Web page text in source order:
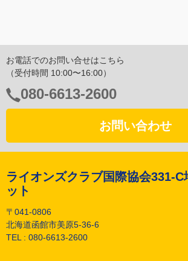
お電話でのお問い合せはこちら
（受付時間 10:00〜16:00）
電
話
号：
080-6613-2600
お問い合わせ
ライオンズクラブ国際協会331-C
ット
〒041-0806
北海道函館市美原5-36-6
TEL : 080-6613-2600